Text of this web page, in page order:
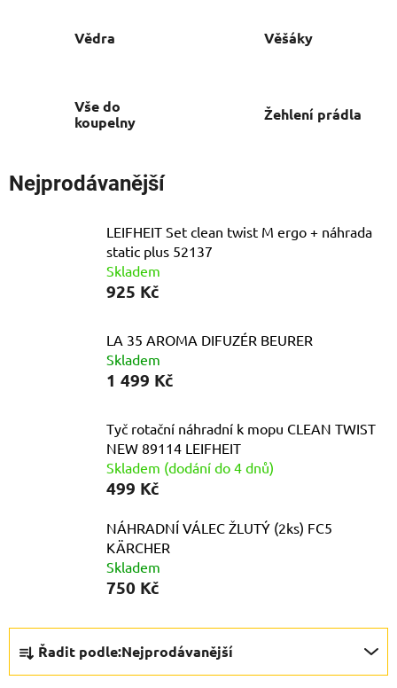
Vědra Věšáky
Vše do
koupelny
Žehlení prádla
Nejprodávanější
LEIFHEIT Set clean twist M ergo + náhrada
static plus 52137
Skladem
925 Kč
LA 35 AROMA DIFUZÉR BEURER
Skladem
1 499 Kč
Tyč rotační náhradní k mopu CLEAN TWIST
NEW 89114 LEIFHEIT
Skladem (dodání do 4 dnů)
499 Kč
NÁHRADNÍ VÁLEC ŽLUTÝ (2ks) FC5
KÄRCHER
Skladem
750 Kč
Řadit podle:Nejprodávanější